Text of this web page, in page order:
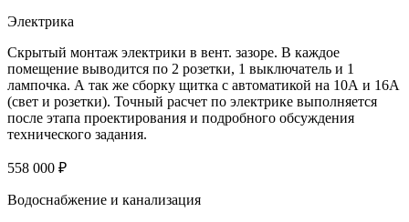
Электрика
Скрытый монтаж электрики в вент. зазоре. В каждое
помещение выводится по 2 розетки, 1 выключатель и 1
лампочка. А так же сборку щитка с автоматикой на 10А и 16А
(свет и розетки). Точный расчет по электрике выполняется
после этапа проектирования и подробного обсуждения
технического задания.
558 000 ₽
Водоснабжение и канализация